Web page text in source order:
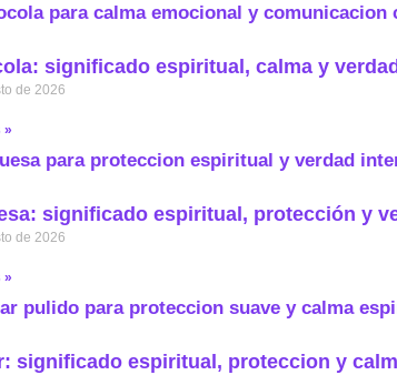
significado espiritual, calma y
de 2026
»
significado espiritual, protección y
de 2026
»
significado espiritual, proteccion y